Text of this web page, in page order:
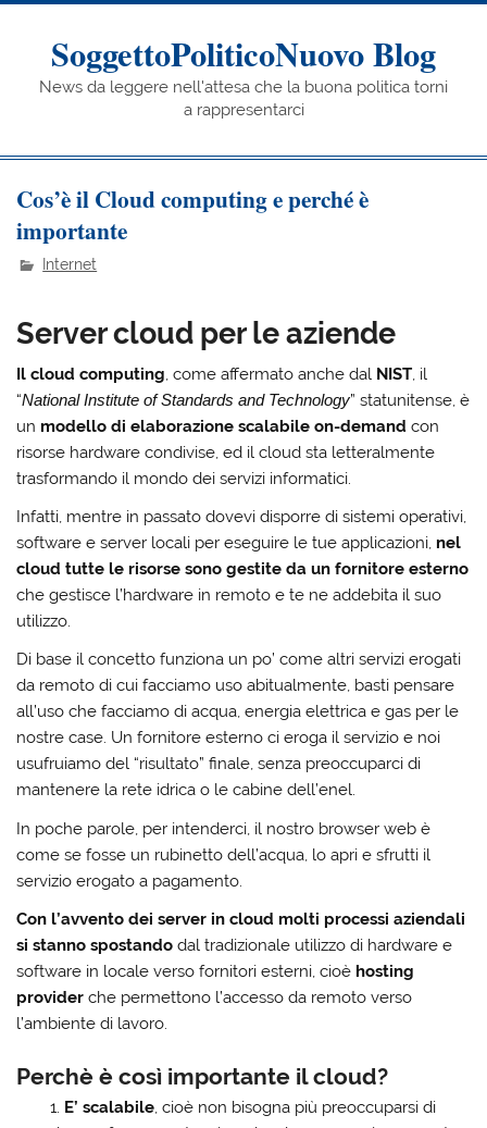
Skip
contentSoggettoPoliticoNuovo Blog
News da leggere nell'attesa che la buona politica torni
a rappresentarci
Cos’è il Cloud computing e perché è
importante
Internet
Server cloud per le aziende
Il cloud computing , come affermato anche dal NIST , il
“National Institute of Standards and Technology” statunitense, è
un modello di elaborazione scalabile on-demand con
risorse hardware condivise, ed il cloud sta letteralmente
trasformando il mondo dei servizi informatici.
Infatti, mentre in passato dovevi disporre di sistemi operativi,
software e server locali per eseguire le tue applicazioni, nel
cloud tutte le risorse sono gestite da un fornitore esterno
che gestisce l’hardware in remoto e te ne addebita il suo
utilizzo.
Di base il concetto funziona un po’ come altri servizi erogati
da remoto di cui facciamo uso abitualmente, basti pensare
all’uso che facciamo di acqua, energia elettrica e gas per le
nostre case. Un fornitore esterno ci eroga il servizio e noi
usufruiamo del “risultato” finale, senza preoccuparci di
mantenere la rete idrica o le cabine dell’enel.
In poche parole, per intenderci, il nostro browser web è
come se fosse un rubinetto dell’acqua, lo apri e sfrutti il
servizio erogato a pagamento.
Con l’avvento dei server in cloud molti processi aziendali
si stanno spostando dal tradizionale utilizzo di hardware e
software in locale verso fornitori esterni, cioè hosting
provider che permettono l’accesso da remoto verso
l’ambiente di lavoro.
Perchè è così importante il cloud?
E’ scalabile, cioè non bisogna più preoccuparsi di